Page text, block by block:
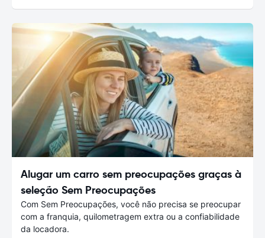
Alugar um carro sem preocupações graças à
seleção Sem Preocupações
Com Sem Preocupações, você não precisa se preocupar
com a franquia, quilometragem extra ou a confiabilidade
da locadora.